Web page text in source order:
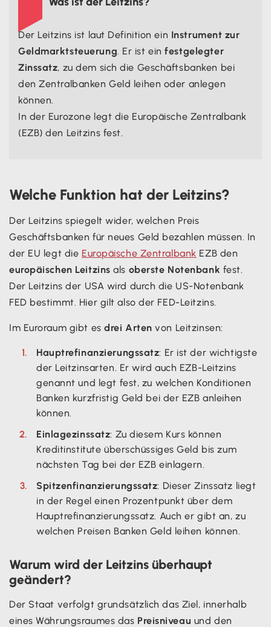
Der Leitzins ist laut Definition ein Instrument zur
Geldmarktsteuerung. Er ist einfestgelegter
Zinssatz, zu dem sich die Geschäftsbanken bei
den Zentralbanken Geld leihen oder anlegen
können.
In der Eurozone legt die Europäische Zentralbank
(EZB) den Leitzins fest.
Welche Funktion hat der Leitzins?
Der Leitzins spiegelt wider, welchen Preis
Geschäftsbanken für neues Geld bezahlen müssen. In
der EU legt die Europäische Zentralbank EZB den
europäischen Leitzins als oberste Notenbank fest.
Der Leitzins der USA wird durch die US-Notenbank
FED bestimmt. Hier gilt also der FED-Leitzins.
Im Euroraum gibt esdrei Arten von Leitzinsen:
Hauptrefinanzierungssatz: Er ist der wichtigste
der Leitzinsarten. Er wird auch EZB-Leitzins
genannt und legt fest, zu welchen Konditionen
Banken kurzfristig Geld bei der EZB anleihen
können.
Einlagezinssatz: Zu diesem Kurs können
Kreditinstitute überschüssiges Geld bis zum
nächsten Tag bei der EZB einlagern.
Spitzenfinanzierungssatz: Dieser Zinssatz liegt
in der Regel einen Prozentpunkt über dem
Hauptrefinanzierungssatz. Auch er gibt an, zu
welchen Preisen Banken Geld leihen können.
Warum wird der Leitzins überhaupt
geändert?
Der Staat verfolgt grundsätzlich das Ziel, innerhalb
eines Währungsraumes das Preisniveau und den